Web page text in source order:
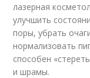
лазерная
улучшить
поры, убрать
нормализовать
способен
и шрамы.